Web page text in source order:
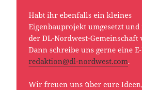
Habt ihr ebenfalls ein kleines
Eigenbauprojekt umgesetzt und
der DL-Nordwest-Gemeinschaft
Dann schreibe uns gerne eine
redaktion@dl-nordwest.com.
Wir freuen uns über eure Ideen,